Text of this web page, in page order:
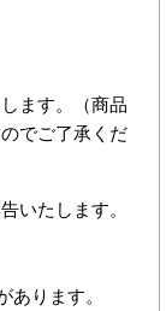
ます。（商品
でご了承くだ
いたします。
ります。